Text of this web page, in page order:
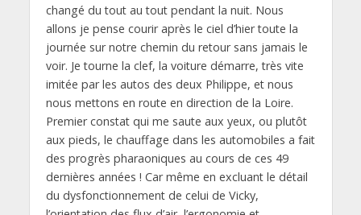
changé du tout au tout pendant la nuit. Nous
allons je pense courir après le ciel d’hier toute la
journée sur notre chemin du retour sans jamais le
voir. Je tourne la clef, la voiture démarre, très vite
imitée par les autos des deux Philippe, et nous
nous mettons en route en direction de la Loire.
Premier constat qui me saute aux yeux, ou plutôt
aux pieds, le chauffage dans les automobiles a fait
des progrès pharaoniques au cours de ces 49
dernières années ! Car même en excluant le détail
du dysfonctionnement de celui de Vicky,